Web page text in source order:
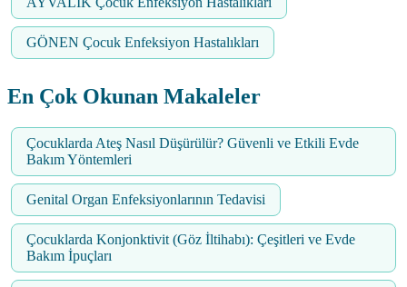
GÖNEN Çocuk Enfeksiyon Hastalıkları
En Çok Okunan Makaleler
Çocuklarda Ateş Nasıl Düşürülür? Güvenli ve Etkili Evde
Bakım Yöntemleri
Genital Organ Enfeksiyonlarının Tedavisi
Çocuklarda Konjonktivit (Göz İltihabı): Çeşitleri ve Evde
Bakım İpuçları